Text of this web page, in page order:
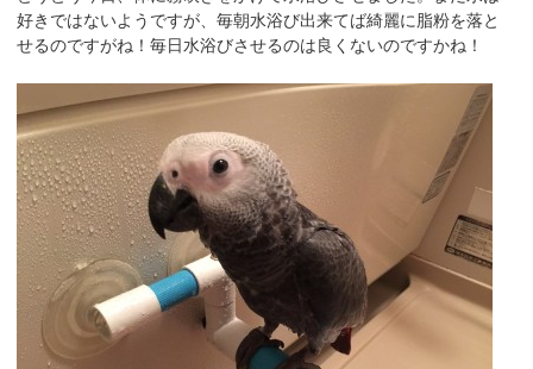
好きではないようですが、毎朝水浴び出来てば綺麗に脂粉を落と
せるのですがね！毎日水浴びさせるのは良くないのですかね！